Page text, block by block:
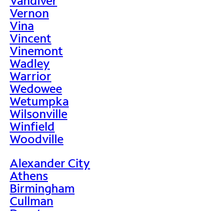
Vernon
Vina
Vincent
Vinemont
Wadley
Warrior
Wedowee
Wetumpka
Wilsonville
Winfield
Woodville
Alexander City
Athens
Birmingham
Cullman